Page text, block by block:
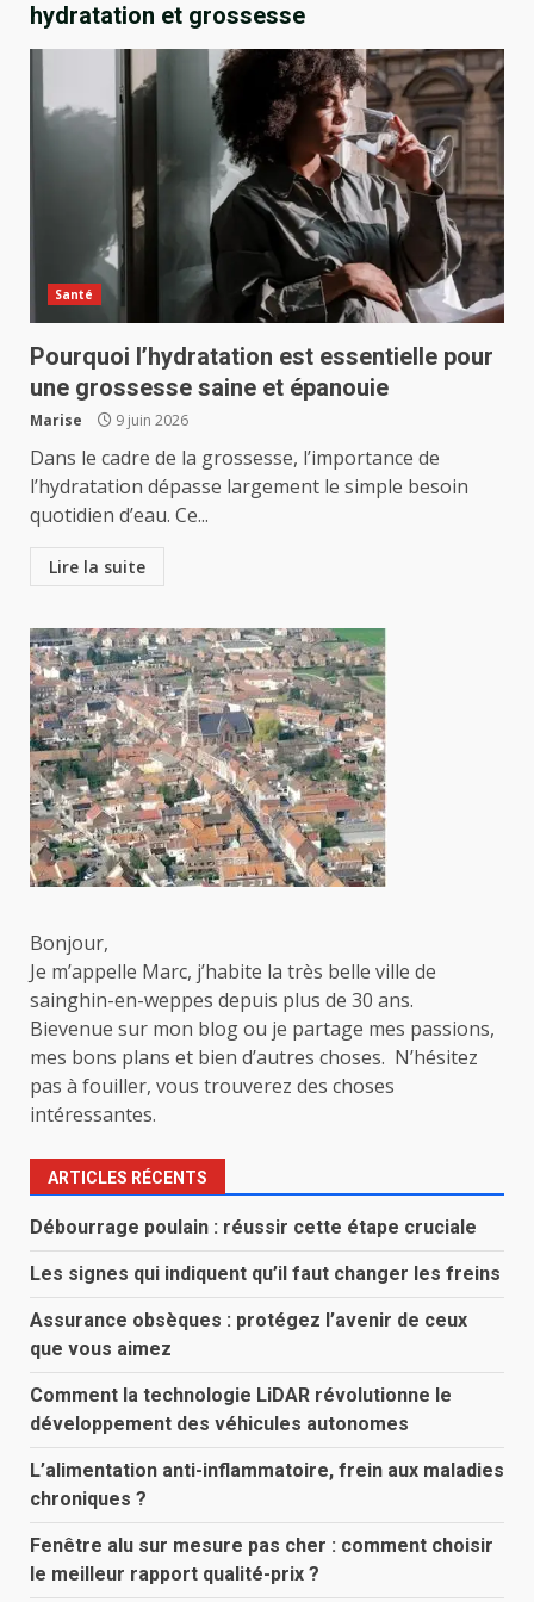
hydratation et grossesse
Santé
Pourquoi l’hydratation est essentielle pour
une grossesse saine et épanouie
Marise 9 juin 2026
Dans le cadre de la grossesse, l’importance de
l’hydratation dépasse largement le simple besoin
quotidien d’eau. Ce...
Lire la suite
Bonjour,
Je m’appelle Marc, j’habite la très belle ville de
sainghin-en-weppes depuis plus de 30 ans.
Bievenue sur mon blog ou je partage mes passions,
mes bons plans et bien d’autres choses. N’hésitez
pas à fouiller, vous trouverez des choses
intéressantes.
ARTICLES RÉCENTS
Débourrage poulain : réussir cette étape cruciale
Les signes qui indiquent qu’il faut changer les freins
Assurance obsèques : protégez l’avenir de ceux
que vous aimez
Comment la technologie LiDAR révolutionne le
développement des véhicules autonomes
L’alimentation anti-inflammatoire, frein aux maladies
chroniques ?
Fenêtre alu sur mesure pas cher : comment choisir
le meilleur rapport qualité-prix ?